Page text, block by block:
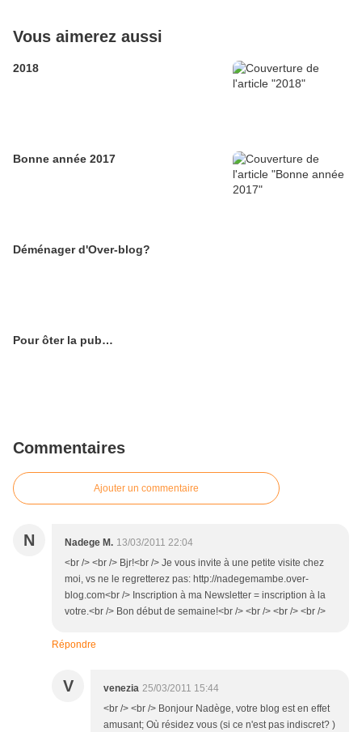
Vous aimerez aussi
2018
Bonne année 2017
Déménager d'Over-blog?
Pour ôter la pub…
Commentaires
Ajouter un commentaire
N Nadege M. 13/03/2011 22:04
<br /> <br /> Bjr!<br /> Je vous invite à une petite visite chez
moi, vs ne le regretterez pas: http://nadegemambe.over-
blog.com<br /> Inscription à ma Newsletter = inscription à la
votre.<br /> Bon début de semaine!<br /> <br /> <br /> <br />
Répondre
V venezia 25/03/2011 15:44
<br /> <br /> Bonjour Nadège, votre blog est en effet
amusant; Où résidez vous (si ce n'est pas indiscret? )